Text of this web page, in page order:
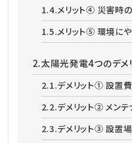
1.4.メリット④ 災害時
1.5.メリット⑤ 環境に
2.太陽光発電4つのデメ
2.1.デメリット① 設置
2.2.デメリット② メン
2.3.デメリット③ 設置